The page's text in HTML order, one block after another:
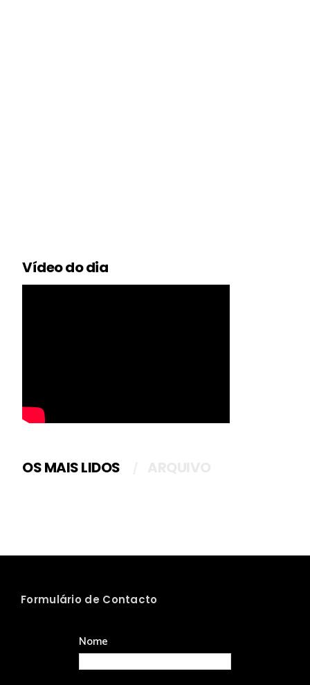
Vídeo do dia
OS MAIS LIDOS
Formulário de Contacto
Nome